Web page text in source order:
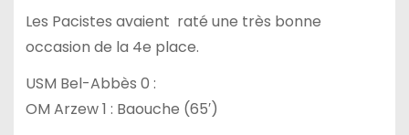
Les Pacistes avaient raté une très bonne
occasion de la 4e place.
USM Bel-Abbès 0 :
OM Arzew 1 : Baouche (65′)